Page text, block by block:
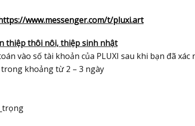
www.messenger.com/t/pluxi.art
thiệp thôi nôi, thiệp sinh nhật
vào số tài khoản của PLUXI sau khi bạn đã xác
khoảng từ 2 – 3 ngày